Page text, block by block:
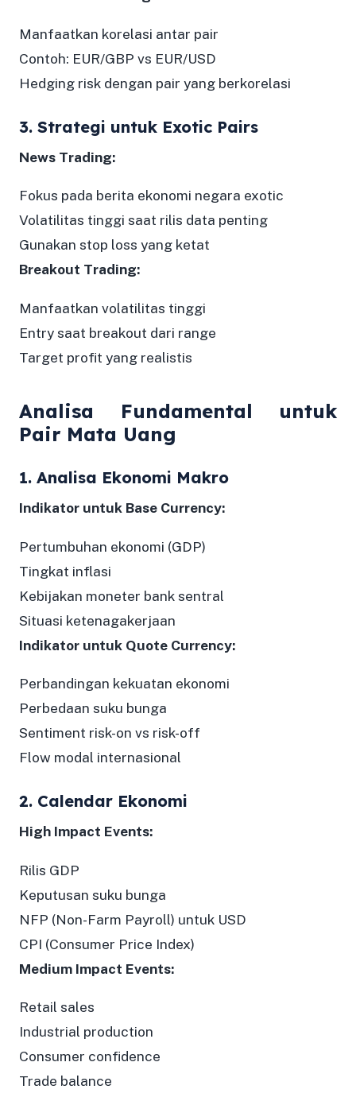
Manfaatkan korelasi antar pair
Contoh: EUR/GBP vs EUR/USD
Hedging risk dengan pair yang berkorelasi
3. Strategi untuk Exotic Pairs
News Trading:
Fokus pada berita ekonomi negara exotic
Volatilitas tinggi saat rilis data penting
Gunakan stop loss yang ketat
Breakout Trading:
Manfaatkan volatilitas tinggi
Entry saat breakout dari range
Target profit yang realistis
Analisa Fundamental untuk
Pair Mata Uang
1. Analisa Ekonomi Makro
Indikator untuk Base Currency:
Pertumbuhan ekonomi (GDP)
Tingkat inflasi
Kebijakan moneter bank sentral
Situasi ketenagakerjaan
Indikator untuk Quote Currency:
Perbandingan kekuatan ekonomi
Perbedaan suku bunga
Sentiment risk-on vs risk-off
Flow modal internasional
2. Calendar Ekonomi
High Impact Events:
Rilis GDP
Keputusan suku bunga
NFP (Non-Farm Payroll) untuk USD
CPI (Consumer Price Index)
Medium Impact Events:
Retail sales
Industrial production
Consumer confidence
Trade balance